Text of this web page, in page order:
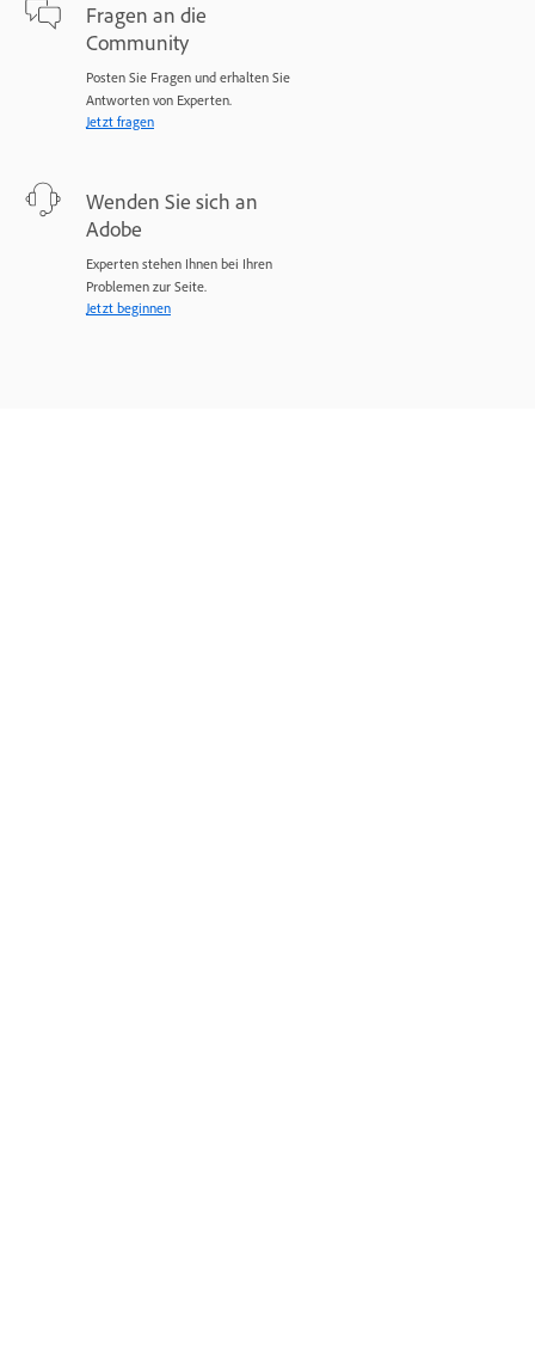
Fragen an die
Community
Posten Sie Fragen und erhalten Sie
Antworten von Experten.
Jetzt fragen
Wenden Sie sich an
Adobe
Experten stehen Ihnen bei Ihren
Problemen zur Seite.
Jetzt beginnen